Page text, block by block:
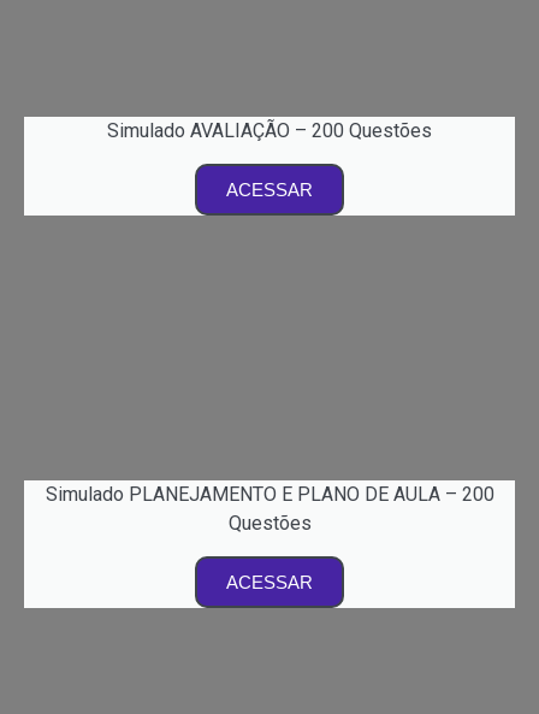
Simulado AVALIAÇÃO – 200 Questões
ACESSAR
Simulado PLANEJAMENTO E PLANO DE AULA – 200
Questões
ACESSAR